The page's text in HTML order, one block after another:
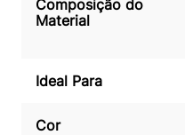
Composição do
Material
Ideal Para
Cor